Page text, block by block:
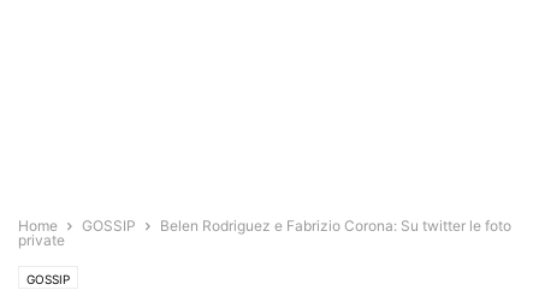
Home GOSSIP
Belen Rodriguez e Fabrizio Corona: Su twitter le foto
private
GOSSIP